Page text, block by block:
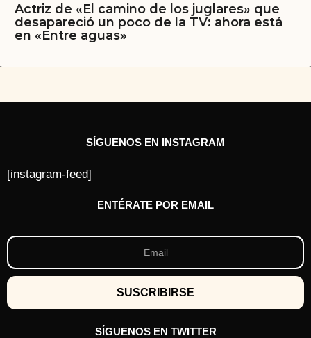
Actriz de «El camino de los juglares» que
desapareció un poco de la TV: ahora está
en «Entre aguas»
SÍGUENOS EN INSTAGRAM
[instagram-feed]
ENTÉRATE POR EMAIL
SÍGUENOS EN TWITTER